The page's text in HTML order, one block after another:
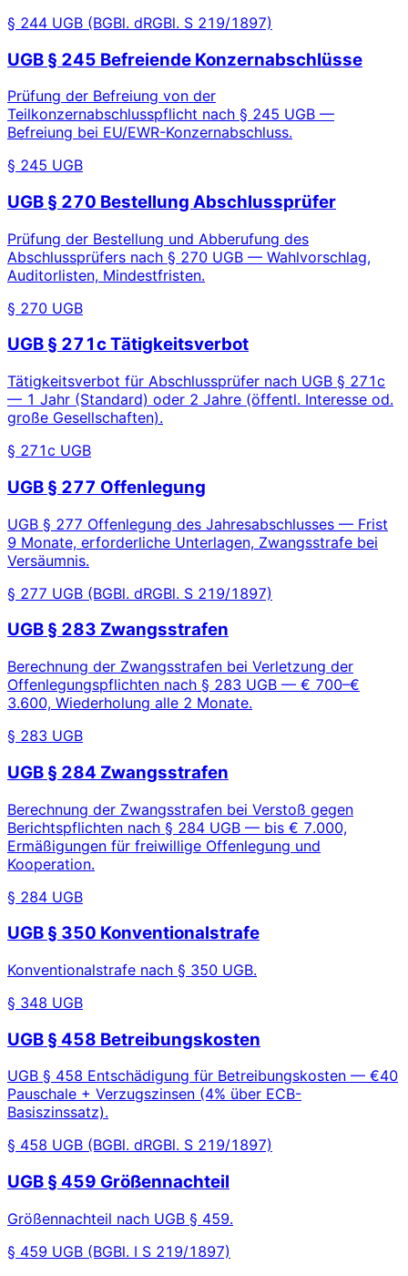
§ 244 UGB (BGBl. dRGBl. S 219/1897)
UGB § 245 Befreiende Konzernabschlüsse
Prüfung der Befreiung von der
Teilkonzernabschlusspflicht nach § 245 UGB —
Befreiung bei EU/EWR-Konzernabschluss.
§ 245 UGB
UGB § 270 Bestellung Abschlussprüfer
Prüfung der Bestellung und Abberufung des
Abschlussprüfers nach § 270 UGB — Wahlvorschlag,
Auditorlisten, Mindestfristen.
§ 270 UGB
UGB § 271c Tätigkeitsverbot
Tätigkeitsverbot für Abschlussprüfer nach UGB § 271c
— 1 Jahr (Standard) oder 2 Jahre (öffentl. Interesse od.
große Gesellschaften).
§ 271c UGB
UGB § 277 Offenlegung
UGB § 277 Offenlegung des Jahresabschlusses — Frist
9 Monate, erforderliche Unterlagen, Zwangsstrafe bei
Versäumnis.
§ 277 UGB (BGBl. dRGBl. S 219/1897)
UGB § 283 Zwangsstrafen
Berechnung der Zwangsstrafen bei Verletzung der
Offenlegungspflichten nach § 283 UGB — € 700–€
3.600, Wiederholung alle 2 Monate.
§ 283 UGB
UGB § 284 Zwangsstrafen
Berechnung der Zwangsstrafen bei Verstoß gegen
Berichtspflichten nach § 284 UGB — bis € 7.000,
Ermäßigungen für freiwillige Offenlegung und
Kooperation.
§ 284 UGB
UGB § 350 Konventionalstrafe
Konventionalstrafe nach § 350 UGB.
§ 348 UGB
UGB § 458 Betreibungskosten
UGB § 458 Entschädigung für Betreibungskosten — €40
Pauschale + Verzugszinsen (4% über ECB-
Basiszinssatz).
§ 458 UGB (BGBl. dRGBl. S 219/1897)
UGB § 459 Größennachteil
Größennachteil nach UGB § 459.
§ 459 UGB (BGBl. I S 219/1897)